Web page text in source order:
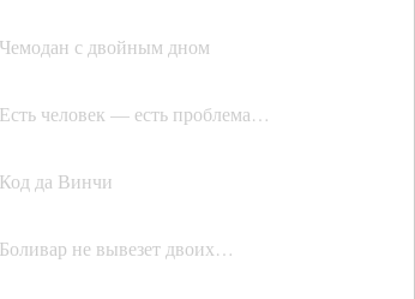
с двойным дном
человек — есть проблема…
да Винчи
не вывезет двоих…